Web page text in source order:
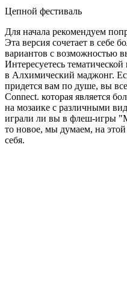
Цепной фестиваль
Для начала рекомендуем
Эта версия сочетает в себе
вариантов с возможностью
Интересуетесь
в Алхимический маджонг.
придется вам по душе, вы
Connect. которая является
на мозаике с различными
играли ли вы в флеш-игры
то новое, мы думаем, на
себя.